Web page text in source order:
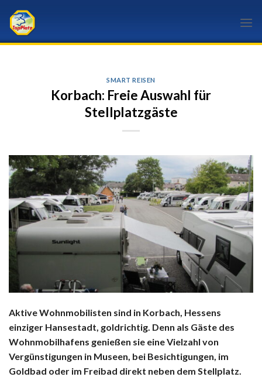
content
SMART REISEN
Korbach: Freie Auswahl für
Stellplatzgäste
Aktive Wohnmobilisten sind in Korbach, Hessens
einziger Hansestadt, goldrichtig. Denn als Gäste des
Wohnmobilhafens genießen sie eine Vielzahl von
Vergünstigungen in Museen, bei Besichtigungen, im
Goldbad oder im Freibad direkt neben dem Stellplatz.